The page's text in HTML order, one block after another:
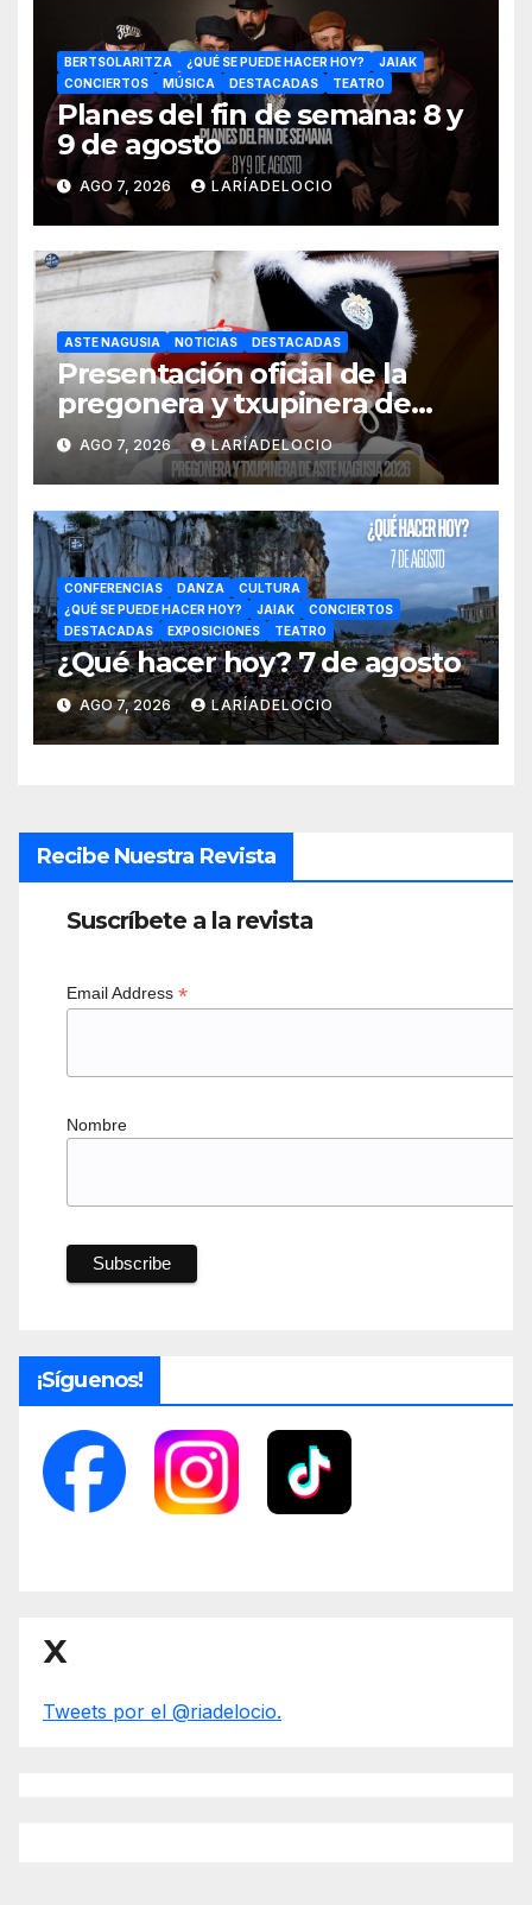
BERTSOLARITZA ¿QUÉ SE PUEDE HACER HOY?
JAIAK
CONCIERTOS
MÚSICA DESTACADAS TEATRO
Planes del fin de semana: 8 y
9 de agosto
AGO 7, 2026 LARÍADELOCIO
ASTE NAGUSIA NOTICIAS DESTACADAS
Presentación oficial de la
pregonera y txupinera de
Aste Nagusia 2026
AGO 7, 2026 LARÍADELOCIO
CONFERENCIAS DANZA
CULTURA
¿QUÉ SE PUEDE HACER HOY?
JAIAK
CONCIERTOS
DESTACADAS
EXPOSICIONES TEATRO
¿Qué hacer hoy? 7 de agosto
AGO 7, 2026 LARÍADELOCIO
Recibe Nuestra Revista
Suscríbete a la revista
Email Address *
Nombre
¡Síguenos!
X
Tweets por el @riadelocio.